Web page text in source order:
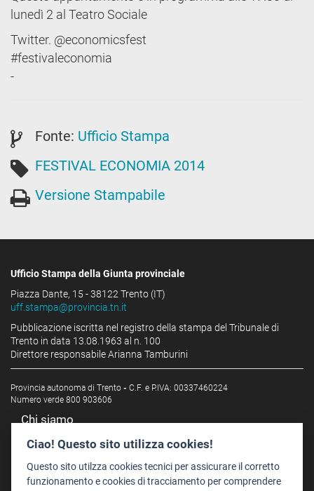
lunedì 2 al Teatro Sociale
Twitter. @economicsfest
#festivaleconomia
-
Fonte: Ufficio Stampa
FESTIVAL ECONOMIA 2014
Versione Stampabile
Ufficio Stampa della Giunta provinciale
Piazza Dante, 15 - 38122 Trento (IT)
uff.stampa@provincia.tn.it
Pubblicazione iscritta nel registro della stampa del Tribunale di
Trento in data 13.08.1963 al n. 100
Direttore responsabile Arianna Tamburini
Provincia autonoma di Trento - C.F. e P.IVA: 00337460224
Numero verde 800 903606
Chi siamo
Redazione
Staff
Format - Centro Audiovisivi
Ciao! Questo sito utilizza cookies!
Questo sito utilzza cookies tecnici per assicurare il corretto
funzionamento e cookies di tracciamento per comprendere